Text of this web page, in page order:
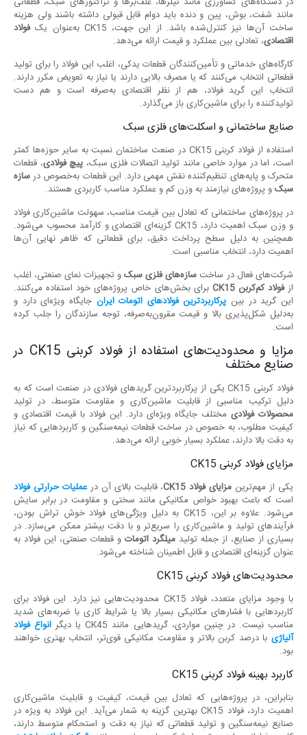
مانند شفت، بوش، پین و دنده باید دوام قابل قبولی داشته باشند ولی هزینه
ساخت آن‌ها نیز کنترل‌شده باشد. از این جهت، CK15 به‌عنوان یک
فولاد
اقتصادی، تعادلی بین عملکرد و قیمت ارائه می‌دهد.
کارگاه‌های خدماتی و تأمین‌کنندگان قطعات یدکی، اغلب این فولاد را برای تولید
قطعاتی انتخاب می‌کنند که یا مصرف بالایی دارند یا نیاز به تعویض مکرر دارند.
انتخاب این گرید فولاد، هم از نظر اقتصادی به‌صرفه است و هم دست
تولیدکننده را برای ماشین‌کاری باز می‌گذارد.
صنایع ساختمانی و اسکلت‌های فلزی سبک
استفاده از فولاد کربنی CK15 در صنعت ساختمان نسبت به سایر حوزه‌ها کمتر
است، اما در موارد خاصی مانند تولید اتصالات فلزی سبک، پیچ فولادی، قطعات
متحرک و پایه‌های تنظیم‌کننده نقش مهمی دارد. این قطعات به‌خصوص درسازه
سبکو پروژه‌های نیازمند به وزن کم و عملکرد مناسب کاربردی هستند.
در پروژه‌های ساختمانی که تعادل بین قیمت مناسب، سهولت ماشین‌کاری فولاد
و وزن سبک اهمیت دارد، CK15 گزینه‌ای اقتصادی و کارآمد محسوب می‌شود.
همچنین به دلیل سطح پرداخت دقیق، برای قطعاتی که ظاهر نهایی آن‌ها
اهمیت دارد، انتخاب مناسبی است.
شرکت‌های فعال در ساخت سازه‌های فلزی سبکو تجهیزات نمای صنعتی، اغلب
ازفولاد کم‌کربنCK15 برای بخش‌های خاص پروژه‌های خود استفاده می‌کنند.
این گرید در بین پرکاربردترین فولادهای اتومات ایران جایگاه ویژه‌ای دارد و
به‌دلیل شکل‌پذیری بالا و قیمت مقرون‌به‌صرفه، توجه سازندگان را جلب کرده
است.
مزایا و محدودیت‌های استفاده از فولاد کربنی CK15 در
صنایع مختلف
فولاد کربنی CK15 یکی از پرکاربردترین گریدهای فولادی در صنعت است که به
دلیل ترکیب مناسبی از قابلیت ماشین‌کاری و مقاومت متوسط، در تولید
محصولات فولادی مختلف جایگاه ویژه‌ای دارد. این فولاد با قیمت اقتصادی و
کیفیت مطلوب، به خصوص در ساخت قطعات نیمه‌سنگین و کاربردهایی که نیاز
به دقت بالا دارند، عملکرد بسیار خوبی ارائه می‌دهد.
مزایای فولاد کربنی CK15
یکی از مهم‌ترین مزایای فولاد CK15، قابلیت بالای آن درعملیات حرارتی فولاد
است که باعث بهبود خواص مکانیکی مانند سختی و مقاومت در برابر سایش
می‌شود. علاوه بر این، CK15 به دلیل ویژگی‌های فولاد خوش تراش بودن،
فرآیندهای تولید و ماشین‌کاری را سریع‌تر و با دقت بیشتر ممکن می‌سازد. در
بسیاری از صنایع، از جمله تولید میلگرد اتوماتو قطعات صنعتی، این فولاد به
عنوان گزینه‌ای اقتصادی و قابل اطمینان شناخته می‌شود.
محدودیت‌های فولاد کربنی CK15
با وجود مزایای متعدد، فولاد CK15 محدودیت‌هایی نیز دارد. این فولاد برای
کاربردهایی با فشارهای مکانیکی بسیار بالا یا شرایط کاری با ضربه‌های شدید
مناسب نیست. در چنین مواردی، گریدهایی مانند CK45 یا دیگر
انواع فولاد
آلیاژی با درصد کربن بالاتر و مقاومت مکانیکی قوی‌تر، انتخاب بهتری خواهند
بود.
کاربرد بهینه فولاد کربنی CK15
بنابراین، در پروژه‌هایی که تعادل بین قیمت، کیفیت و قابلیت ماشین‌کاری
اهمیت دارد، فولاد CK15 بهترین گزینه به شمار می‌آید. این فولاد به ویژه در
صنایع نیمه‌سنگین و تولید قطعاتی که نیاز به دقت و استحکام متوسط دارند،